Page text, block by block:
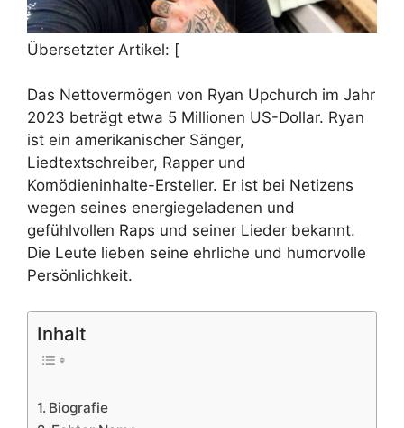
Übersetzter Artikel: [
Das Nettovermögen von Ryan Upchurch im Jahr
2023 beträgt etwa 5 Millionen US-Dollar. Ryan
ist ein amerikanischer Sänger,
Liedtextschreiber, Rapper und
Komödieninhalte-Ersteller. Er ist bei Netizens
wegen seines energiegeladenen und
gefühlvollen Raps und seiner Lieder bekannt.
Die Leute lieben seine ehrliche und humorvolle
Persönlichkeit.
Inhalt
Biografie